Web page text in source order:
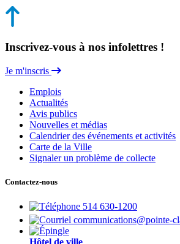
Inscrivez-vous à nos infolettres !
Je m'inscris
Emplois
Actualités
Avis publics
Nouvelles et médias
Calendrier des événements et activités
Carte de la Ville
Signaler un problème de collecte
Contactez-nous
514 630-1200
communications@pointe-
Hôtel de ville